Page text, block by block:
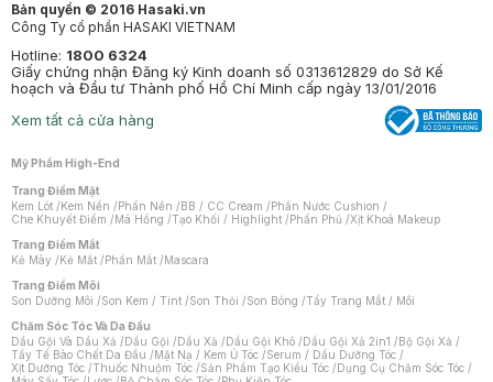
Bản quyền © 2016 Hasaki.vn
Công Ty cổ phần HASAKI VIETNAM
Hotline: 1800 6324
Giấy chứng nhận Đăng ký Kinh doanh số 0313612829 do Sở Kế
hoạch và Đầu tư Thành phố Hồ Chí Minh cấp ngày 13/01/2016
Xem tất cả cửa hàng
Mỹ Phẩm High-End
Trang Điểm Mặt
Kem Lót /Kem Nền /Phấn Nền /BB / CC Cream /Phấn Nước Cushion /
Che Khuyết Điểm /Má Hồng /Tạo Khối / Highlight /Phấn Phủ /Xịt Khoá Makeup
Trang Điểm Mắt
Kẻ Mày /Kẻ Mắt /Phấn Mắt /Mascara
Trang Điểm Môi
Son Dưỡng Môi /Son Kem / Tint /Son Thỏi /Son Bóng /Tẩy Trang Mắt / Môi
Chăm Sóc Tóc Và Da Đầu
Dầu Gội Và Dầu Xả /Dầu Gội /Dầu Xả /Dầu Gội Khô /Dầu Gội Xả 2in1 /Bộ Gội Xả /
Tẩy Tế Bào Chết Da Đầu /Mặt Nạ / Kem Ủ Tóc /Serum / Dầu Dưỡng Tóc /
Xịt Dưỡng Tóc /Thuốc Nhuộm Tóc /Sản Phẩm Tạo Kiểu Tóc /Dụng Cụ Chăm Sóc Tóc /